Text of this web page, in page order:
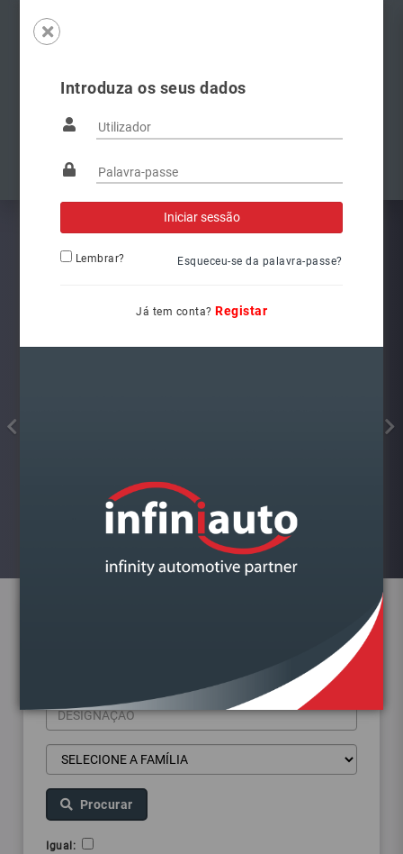
Introduza os seus dados
Lembrar? Esqueceu-se da palavra-passe?
Já tem conta? Registar
Famílias
Visualizar
Procurar
Igual: